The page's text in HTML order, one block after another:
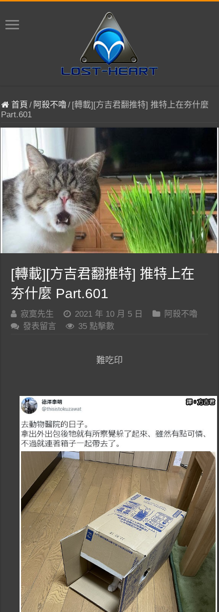
首頁 / 阿殺不嚕/ [轉載][方吉君翻推特] 推特上在夯什麼
Part.601
[轉載][方吉君翻推特] 推特上在
夯什麼 Part.601
寂寞先生 2021 年 10 月 5 日
阿殺不嚕
發表留言
35 點擊數
難吃印